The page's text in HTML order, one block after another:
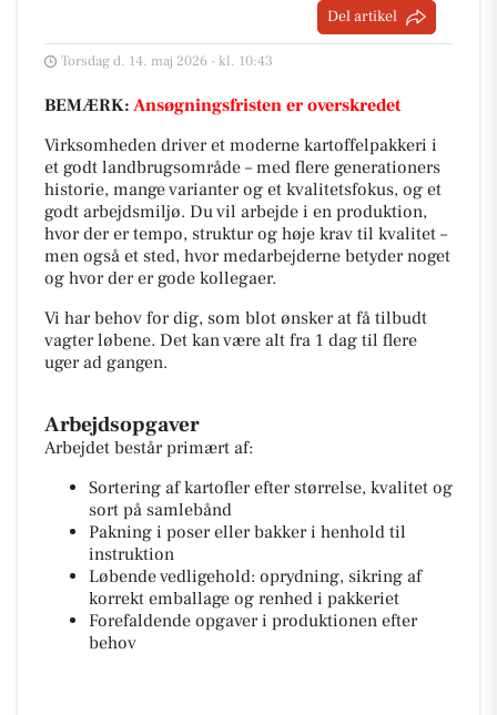
Del artikel
Torsdag d. 14. maj 2026 - kl. 10:43
BEMÆRK: Ansøgningsfristen er overskredet
Virksomheden driver et moderne kartoffelpakkeri i
et godt landbrugsområde – med flere generationers
historie, mange varianter og et kvalitetsfokus, og et
godt arbejdsmiljø. Du vil arbejde i en produktion,
hvor der er tempo, struktur og høje krav til kvalitet –
men også et sted, hvor medarbejderne betyder noget
og hvor der er gode kollegaer.
Vi har behov for dig, som blot ønsker at få tilbudt
vagter løbene. Det kan være alt fra 1 dag til flere
uger ad gangen.
Arbejdsopgaver
Arbejdet består primært af:
Sortering af kartofler efter størrelse, kvalitet og
sort på samlebånd
Pakning i poser eller bakker i henhold til
instruktion
Løbende vedligehold: oprydning, sikring af
korrekt emballage og renhed i pakkeriet
Forefaldende opgaver i produktionen efter
behov